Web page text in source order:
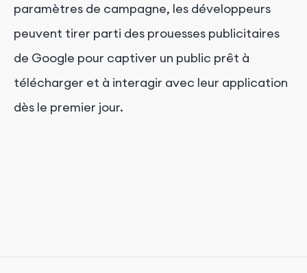
paramètres de campagne, les développeurs
peuvent tirer parti des prouesses publicitaires
de Google pour captiver un public prêt à
télécharger et à interagir avec leur application
dès le premier jour.